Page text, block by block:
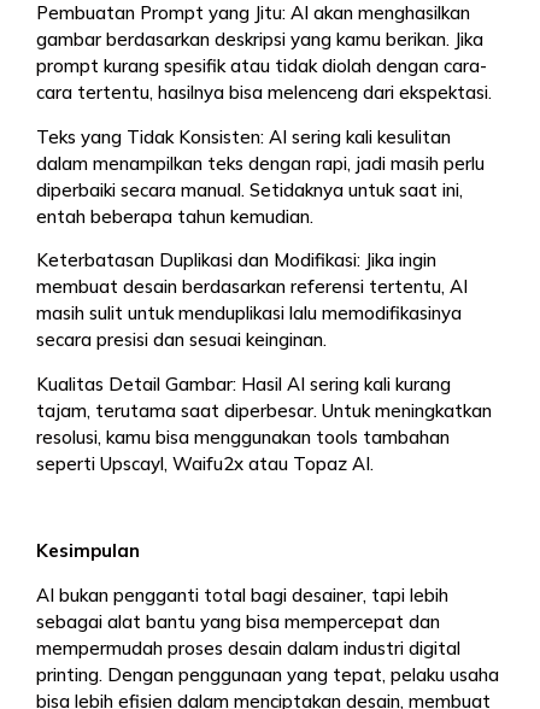
Pembuatan Prompt yang Jitu: AI akan menghasilkan
gambar berdasarkan deskripsi yang kamu berikan. Jika
prompt kurang spesifik atau tidak diolah dengan cara-
cara tertentu, hasilnya bisa melenceng dari ekspektasi.
Teks yang Tidak Konsisten: AI sering kali kesulitan
dalam menampilkan teks dengan rapi, jadi masih perlu
diperbaiki secara manual. Setidaknya untuk saat ini,
entah beberapa tahun kemudian.
Keterbatasan Duplikasi dan Modifikasi: Jika ingin
membuat desain berdasarkan referensi tertentu, AI
masih sulit untuk menduplikasi lalu memodifikasinya
secara presisi dan sesuai keinginan.
Kualitas Detail Gambar: Hasil AI sering kali kurang
tajam, terutama saat diperbesar. Untuk meningkatkan
resolusi, kamu bisa menggunakan tools tambahan
seperti Upscayl, Waifu2x atau Topaz AI.
Kesimpulan
AI bukan pengganti total bagi desainer, tapi lebih
sebagai alat bantu yang bisa mempercepat dan
mempermudah proses desain dalam industri digital
printing. Dengan penggunaan yang tepat, pelaku usaha
bisa lebih efisien dalam menciptakan desain, membuat